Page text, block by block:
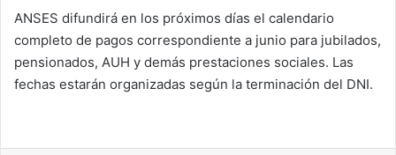
ANSES difundirá en los próximos días el calendario
completo de pagos correspondiente a junio para jubilados,
pensionados, AUH y demás prestaciones sociales. Las
fechas estarán organizadas según la terminación del DNI.